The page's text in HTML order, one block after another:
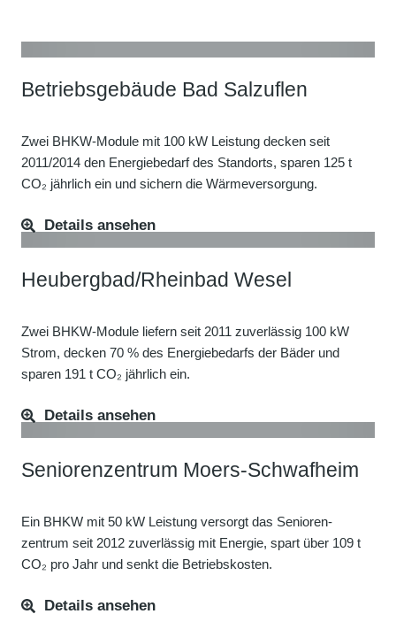
Betriebsgebäude Bad Salzuflen
Zwei BHKW-Module mit 100 kW Leistung decken seit
2011/2014 den Energiebedarf des Standorts, sparen 125 t
CO₂ jährlich ein und sichern die Wärmeversorgung.
Details ansehen
Heubergbad/Rheinbad Wesel
Zwei BHKW-Module liefern seit 2011 zuverlässig 100 kW
Strom, decken 70 % des Energiebedarfs der Bäder und
sparen 191 t CO₂ jährlich ein.
Details ansehen
Seniorenzentrum Moers-Schwafheim
Ein BHKW mit 50 kW Leistung versorgt das Senioren­
zentrum seit 2012 zuverlässig mit Energie, spart über 109 t
CO₂ pro Jahr und senkt die Betriebskosten.
Details ansehen